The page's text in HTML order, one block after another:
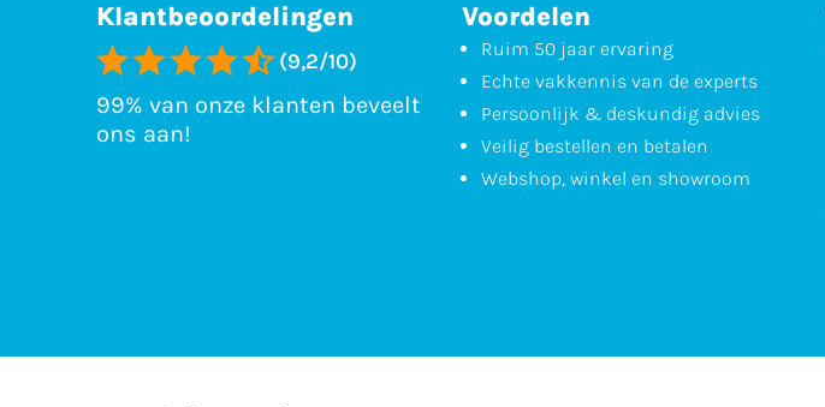
Klantbeoordelingen
(9,2/10)
99% van onze klanten beveelt
ons aan!
Voordelen
Ruim 50 jaar ervaring
Echte vakkennis van de experts
Persoonlijk & deskundig advies
Veilig bestellen en betalen
Webshop, winkel en showroom